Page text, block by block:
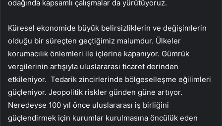
odağında kapsamlı çalışmalar da yürütüyoruz.
Küresel ekonomide büyük belirsizliklerin ve değişimlerin
olduğu bir süreçten geçtiğimiz malumdur. Ülkeler
korumacılık önlemleri ile içlerine kapanıyor. Gümrük
vergilerinin artışıyla uluslararası ticaret derinden
etkileniyor. Tedarik zincirlerinde bölgeselleşme eğilimleri
güçleniyor. Jeopolitik riskler günden güne artıyor.
Neredeyse 100 yıl önce uluslararası iş birliğini
güçlendirmek için kurumlar kurulmasına öncülük eden